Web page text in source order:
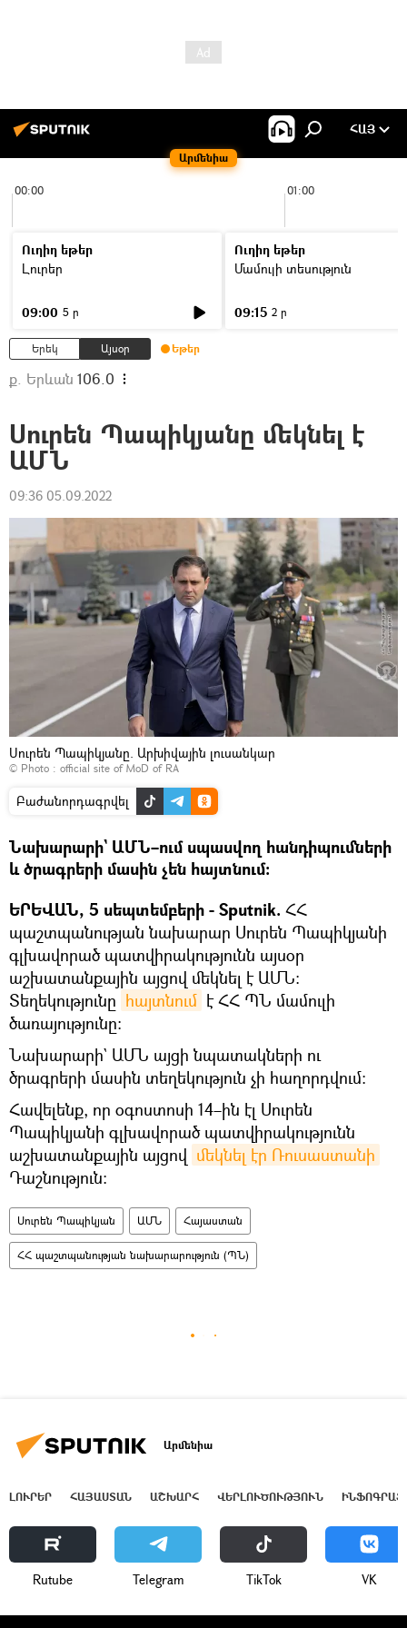
Արմենիա
ՀԱՅ
00:00 01:00
Ուղիղ եթեր
Լուրեր
09:00 5 ր
Ուղիղ եթեր
Մամուլի տեսություն
09:15 2 ր
Երեկ Այսօր Եթեր
ք. Երևան 106.0
Սուրեն Պապիկյանը մեկնել է
ԱՄՆ
09:36 05.09.2022
Սուրեն Պապիկյանը. Արխիվային լուսանկար
© Photo : official site of MoD of RA
Բաժանորդագրվել
Նախարարի` ԱՄՆ–ում սպասվող հանդիպումների
և ծրագրերի մասին չեն հայտնում։
ԵՐԵՎԱՆ, 5 սեպտեմբերի - Sputnik. ՀՀ
պաշտպանության նախարար Սուրեն Պապիկյանի
գլխավորած պատվիրակությունն այսօր
աշխատանքային այցով մեկնել է ԱՄՆ:
Տեղեկությունը հայտնում է ՀՀ ՊՆ մամուլի
ծառայությունը։
Նախարարի` ԱՄՆ այցի նպատակների ու
ծրագրերի մասին տեղեկություն չի հաղորդվում։
Հավելենք, որ օգոստոսի 14–ին էլ Սուրեն
Պապիկյանի գլխավորած պատվիրակությունն
աշխատանքային այցով մեկնել էր Ռուսաստանի
Դաշնություն:
Սուրեն Պապիկյան ԱՄՆ Հայաստան
ՀՀ պաշտպանության նախարարություն (ՊՆ)
Արմենիա
ԼՈՒՐԵՐ ՀԱՅԱՍՏԱՆ ԱՇԽԱՐՀ ՎԵՐԼՈՒԾՈՒԹՅՈՒՆ
Rutube Telegram ТikТоk VK